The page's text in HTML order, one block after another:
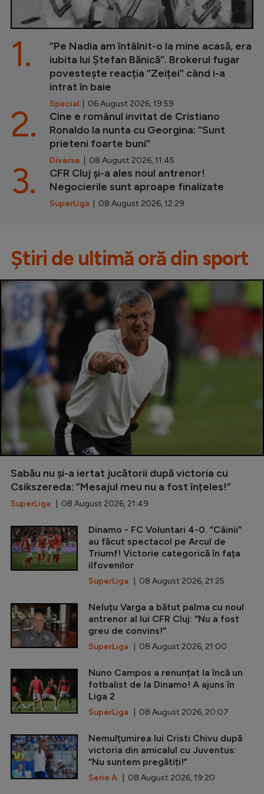
”Pe Nadia am întâlnit-o la mine acasă, era
iubita lui Ștefan Bănică”. Brokerul fugar
povestește reacția ”Zeiței” când i-a
intrat în baie
Special | 06 August 2026, 19:59
1.
Cine e românul invitat de Cristiano
Ronaldo la nunta cu Georgina: ”Sunt
prieteni foarte buni”
Diverse | 08 August 2026, 11:45
2.
CFR Cluj și-a ales noul antrenor!
Negocierile sunt aproape finalizate
SuperLiga | 08 August 2026, 12:29
3.
Știri de ultimă oră din sport
Sabău nu și-a iertat jucătorii după victoria cu
Csikszereda: ”Mesajul meu nu a fost înțeles!”
SuperLiga | 08 August 2026, 21:49
Dinamo - FC Voluntari 4-0. ”Câinii”
au făcut spectacol pe Arcul de
Triumf! Victorie categorică în fața
ilfovenilor
SuperLiga | 08 August 2026, 21:25
Neluțu Varga a bătut palma cu noul
antrenor al lui CFR Cluj: ”Nu a fost
greu de convins!”
SuperLiga | 08 August 2026, 21:00
Nuno Campos a renunțat la încă un
fotbalist de la Dinamo! A ajuns în
Liga 2
SuperLiga | 08 August 2026, 20:07
Nemulțumirea lui Cristi Chivu după
victoria din amicalul cu Juventus:
”Nu suntem pregătiți!”
Serie A | 08 August 2026, 19:20